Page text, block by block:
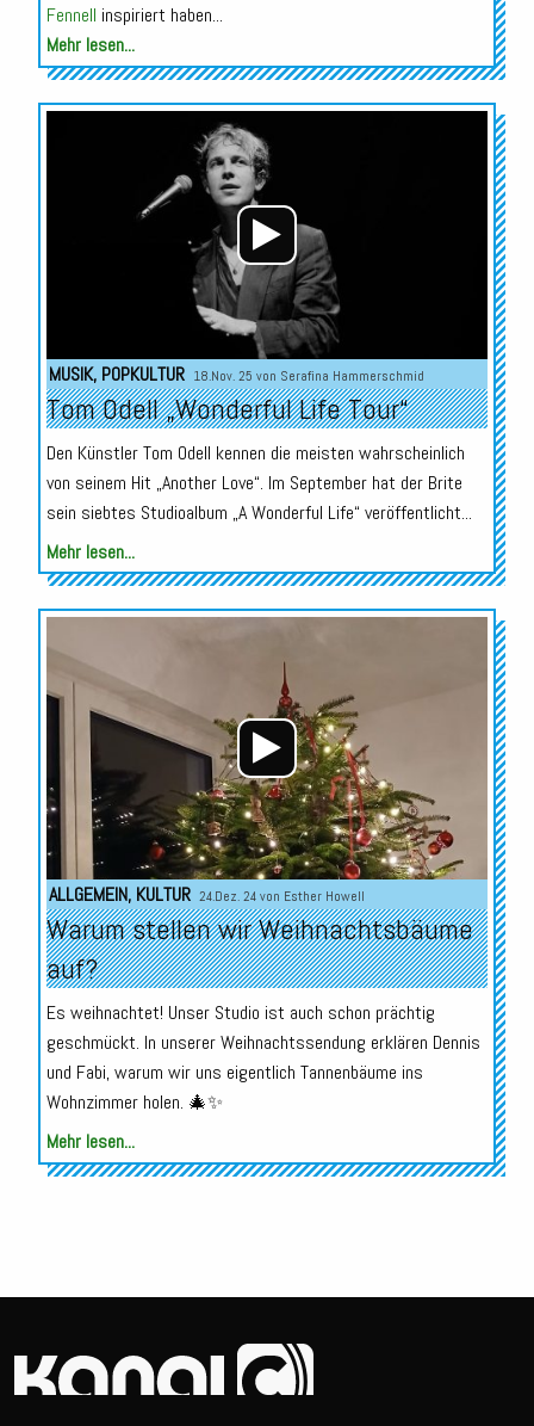
Fennell inspiriert haben...
Mehr lesen...
Audio-
Player
MUSIK, POPKULTUR 18.Nov. 25 von Serafina Hammerschmid
Tom Odell „Wonderful Life Tour“
Den Künstler Tom Odell kennen die meisten wahrscheinlich
von seinem Hit „Another Love“. Im September hat der Brite
sein siebtes Studioalbum „A Wonderful Life“ veröffentlicht...
Mehr lesen...
Audio-
Player
ALLGEMEIN, KULTUR 24.Dez. 24 von Esther Howell
Warum stellen wir Weihnachtsbäume
auf?
Es weihnachtet! Unser Studio ist auch schon prächtig
geschmückt. In unserer Weihnachtssendung erklären Dennis
und Fabi, warum wir uns eigentlich Tannenbäume ins
Wohnzimmer holen. 🎄✨
Mehr lesen...